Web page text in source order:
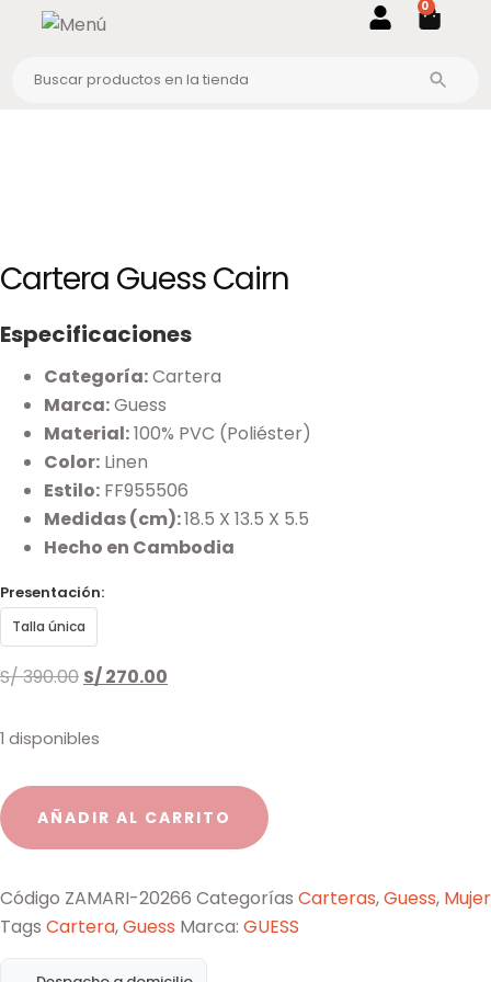
0
Cartera Guess Cairn
Especificaciones
Categoría:Cartera
Marca:Guess
Material:100% PVC (Poliéster)
Color: Linen
Estilo: FF955506
Medidas (cm):18.5 X 13.5 X 5.5
Hecho en Cambodia
Presentación:
Talla única
S/390.00 S/270.00
1 disponibles
AÑADIR AL CARRITO
Código ZAMARI-20266 Categorías Carteras,Guess, Mujer
Tags Cartera,Guess Marca: GUESS